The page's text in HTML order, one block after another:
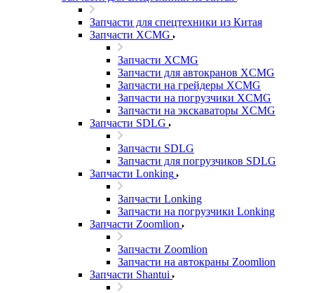
Запчасти для спецтехники из Китая
Запчасти XCMG
Запчасти XCMG
Запчасти для автокранов XCMG
Запчасти на грейдеры XCMG
Запчасти на погрузчики XCMG
Запчасти на экскаваторы XCMG
Запчасти SDLG
Запчасти SDLG
Запчасти для погрузчиков SDLG
Запчасти Lonking
Запчасти Lonking
Запчасти на погрузчики Lonking
Запчасти Zoomlion
Запчасти Zoomlion
Запчасти на автокраны Zoomlion
Запчасти Shantui